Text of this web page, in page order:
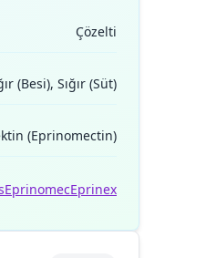
Çözelti
(Besi), Sığır (Süt)
(Eprinomectin)
EprinomecEprinex